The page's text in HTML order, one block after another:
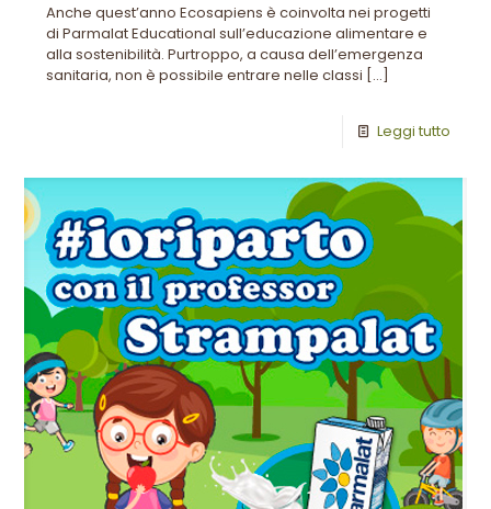
Anche quest’anno Ecosapiens è coinvolta nei progetti
di Parmalat Educational sull’educazione alimentare e
alla sostenibilità. Purtroppo, a causa dell’emergenza
sanitaria, non è possibile entrare nelle classi […]
Leggi tutto